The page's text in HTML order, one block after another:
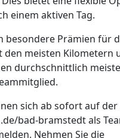
einem aktiven Tag.
besondere Prämien für
den meisten Kilometern
durchschnittlich
sich ab sofort auf der
bad-bramstedt als
Nehmen Sie die